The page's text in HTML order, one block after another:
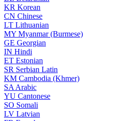
KR Korean
CN Chinese
LT Lithuanian
MY Myanmar (Burmese)
GE Georgian
IN Hindi
ET Estonian
SR Serbian Latin
KM Cambodia (Khmer)
SA Arabic
YU Cantonese
SO Somali
LV Latvian